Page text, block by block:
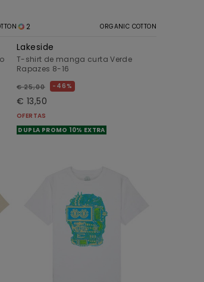
2 ORGANIC COTTON
Lakeside
T-shirt de manga curta Verde
Rapazes 8-16
€ 25,00 46%
€ 13,50
OFERTAS
DUPLA PROMO 10% EXTRA